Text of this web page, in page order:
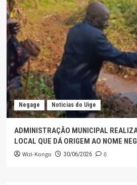
Negage Noticias do Uige
ADMINISTRAÇÃO MUNICIPAL
LOCAL QUE DÁ ORIGEM AO NOME
Wizi-Kongo 30/06/2026 0